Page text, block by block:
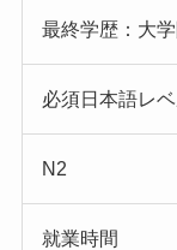
最終学歴：大
必須日本語レ
N2
就業時間